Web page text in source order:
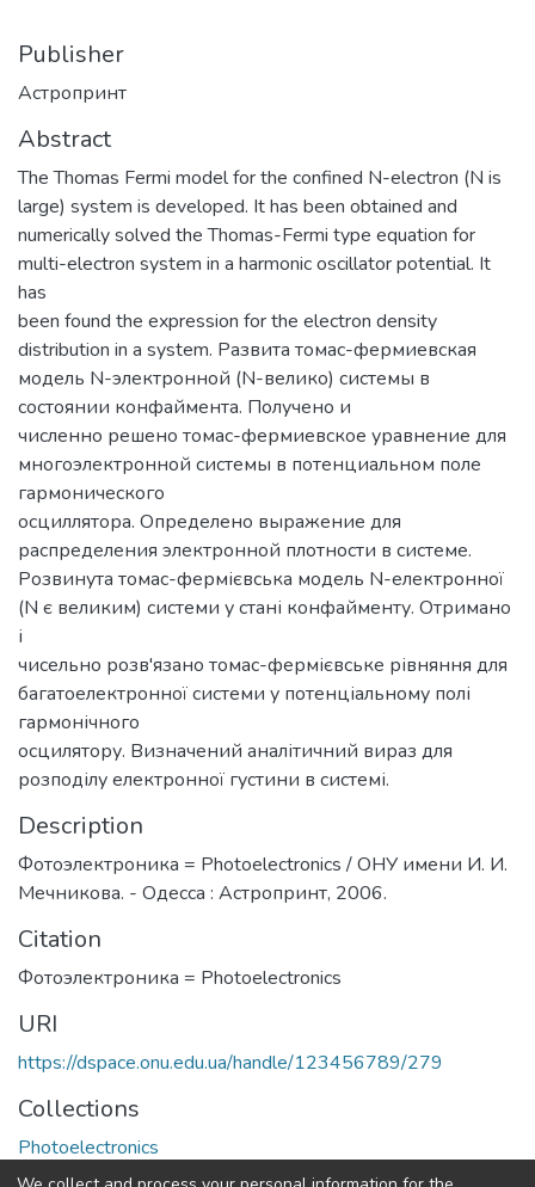
Publisher
Астропринт
Abstract
The Thomas Fermi model for the confined N-electron (N is
large) system is developed. It has been obtained and
numerically solved the Thomas-Fermi type equation for
multi-electron system in a harmonic oscillator potential. It
has
been found the expression for the electron density
distribution in a system. Развита томас-фермиевская
модель N-электронной (N-велико) системы в
состоянии конфаймента. Получено и
численно решено томас-фермиевское уравнение для
многоэлектронной системы в потенциальном поле
гармонического
осциллятора. Oпределено выражение для
распределения электронной плотности в системе.
Розвинута томас-фермієвська модель N-електронної
(N є великим) системи у стані конфайменту. Отримано
і
чисельно розв'язано томас-фермієвське рівняння для
багатоелектронної системи у потенціальному полі
гармонічного
осцилятору. Визначений аналітичний вираз для
розподілу електронної густини в системі.
Description
Фотоэлектроника = Photoelectronics / ОНУ имени И. И.
Мечникова. - Одесса : Астропринт, 2006.
Citation
Фотоэлектроника = Photoelectronics
URI
https://dspace.onu.edu.ua/handle/123456789/279
Collections
Photoelectronics